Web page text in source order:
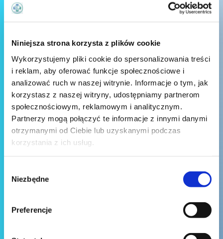
Niniejsza strona korzysta z plików cookie
Wykorzystujemy pliki cookie do spersonalizowania treści
i reklam, aby oferować funkcje społecznościowe i
analizować ruch w naszej witrynie. Informacje o tym, jak
korzystasz z naszej witryny, udostępniamy partnerom
społecznościowym, reklamowym i analitycznym.
Partnerzy mogą połączyć te informacje z innymi danymi
otrzymanymi od Ciebie lub uzyskanymi podczas
korzystania z ich usług.
zgody
Niezbędne
Preferencje
Wyślij wiadomość